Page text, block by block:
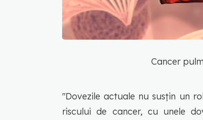
Cancer
"Dovezile actuale nu susțin un
riscului de cancer, cu unele